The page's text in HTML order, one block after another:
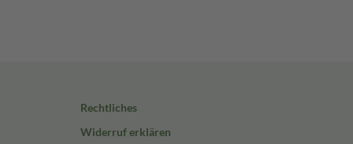
Rechtliches
Widerruf erklären